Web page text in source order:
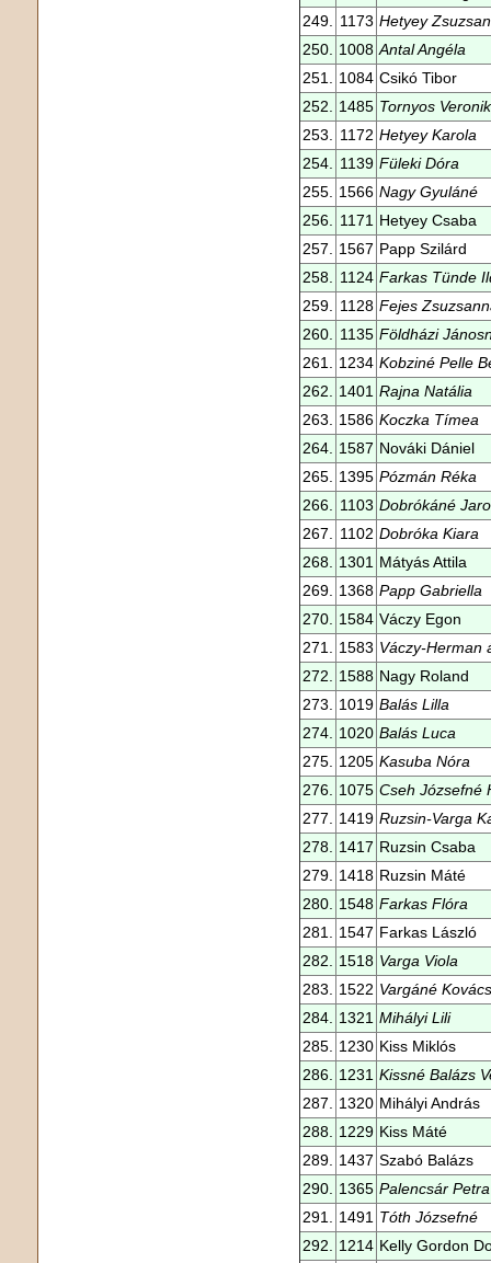
249.
1173 Hetyey
250.
1008 Antal Angéla
251.
1084 Csikó Tibor
252.
1485 Tornyos
253.
1172 Hetyey Karola
254.
1139 Füleki Dóra
255.
1566 Nagy Gyuláné
256.
1171 Hetyey Csaba
257.
1567 Papp Szilárd
258.
1124 Farkas Tünde
259.
1128 Fejes
260.
1135 Földházi
261.
1234 Kobziné Pelle
262.
1401 Rajna Natália
263.
1586 Koczka Tímea
264.
1587 Nováki Dániel
265.
1395 Pózmán Réka
266.
1103 Dobrókáné
267.
1102 Dobróka Kiara
268.
1301 Mátyás Attila
269.
1368 Papp Gabriella
270.
1584 Váczy Egon
271.
1583 Váczy-Herman
272.
1588 Nagy Roland
273.
1019 Balás Lilla
274.
1020 Balás Luca
275.
1205 Kasuba Nóra
276.
1075 Cseh Józsefné
277.
1419 Ruzsin-Varga
278.
1417 Ruzsin Csaba
279.
1418 Ruzsin Máté
280.
1548 Farkas Flóra
281.
1547 Farkas László
282.
1518 Varga Viola
283.
1522 Vargáné
284.
1321 Mihályi Lili
285.
1230 Kiss Miklós
286.
1231 Kissné Balázs
287.
1320 Mihályi András
288.
1229 Kiss Máté
289.
1437 Szabó Balázs
290.
1365 Palencsár Petra
291.
1491 Tóth Józsefné
292.
1214 Kelly Gordon